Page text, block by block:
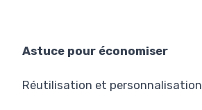
Astuce pour économiser
Réutilisation et personnalisation